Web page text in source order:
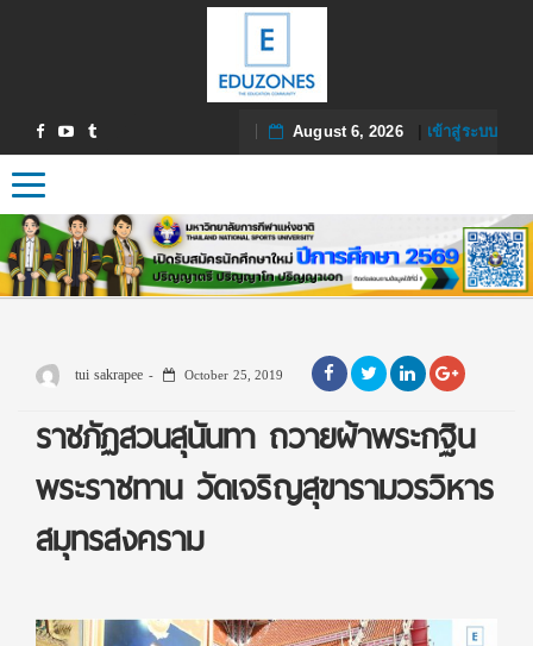
August 6, 2026| เข้าสู่ระบบ
Toggle navigation
tui sakrapee October 25, 2019
ราชภัฏสวนสุนันทา ถวายผ้าพระกฐิน
พระราชทาน วัดเจริญสุขารามวรวิหาร
สมุทรสงคราม